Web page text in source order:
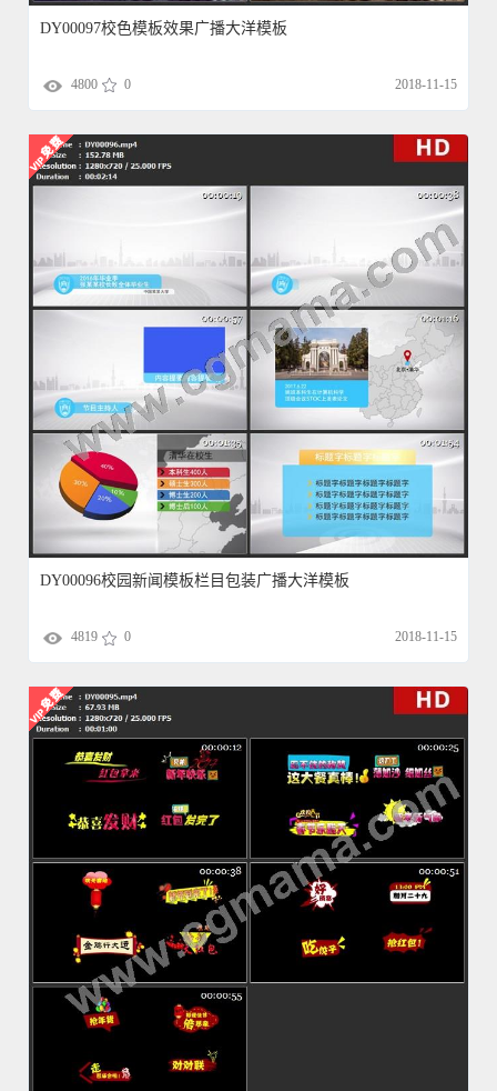
DY00097校色模板效果广播大洋模板
4800 0 2018-11-15
DY00096校园新闻模板栏目包装广播大洋模板
4819 0 2018-11-15